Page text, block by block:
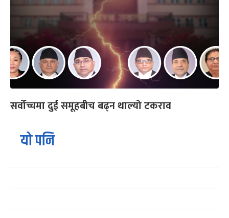
सर्वोच्चमा दुई समूहबीच बढ्न थाल्यो टकराव
यो पनि